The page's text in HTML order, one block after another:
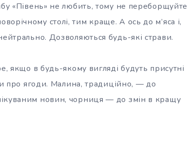
«Півень» не любить, тому не переборщуйте
столі, тим краще. А ось до м’яса і,
Дозволяються будь-які страви.
якщо в будь-якому вигляді будуть присутні
про ягоди. Малина, традиційно, — до
новин, чорниця — до змін в кращу